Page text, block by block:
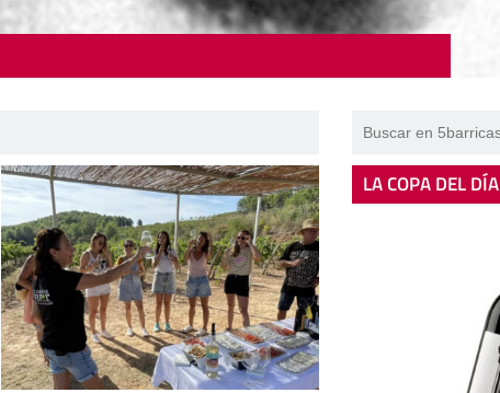
LA COPA DEL DÍA